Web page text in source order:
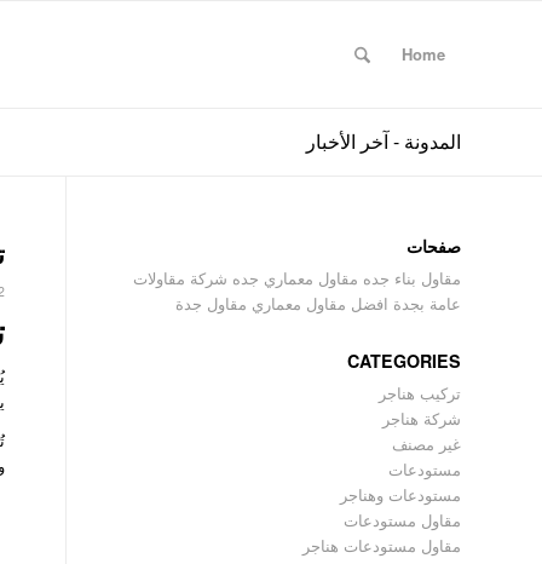
Home
المدونة - آخر الأخبار
2
صفحات
مقاول بناء جده مقاول معماري جده شركة مقاولات
عامة بجدة افضل مقاول معماري مقاول جدة
CATEGORIES
تركيب هناجر
شركة هناجر
غير مصنف
مستودعات
مستودعات وهناجر
مقاول مستودعات
مقاول مستودعات هناجر